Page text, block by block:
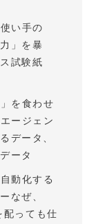
い手の
」を暴
試験紙
を食わせ
ージェン
データ、
ータ
動化する
なぜ、
っても仕